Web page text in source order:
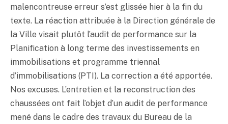
malencontreuse erreur s’est glissée hier à la fin du
texte. La réaction attribuée à la Direction générale de
la Ville visait plutôt l’audit de performance sur la
Planification à long terme des investissements en
immobilisations et programme triennal
d’immobilisations (PTI). La correction a été apportée.
Nos excuses. L’entretien et la reconstruction des
chaussées ont fait l’objet d’un audit de performance
mené dans le cadre des travaux du Bureau de la